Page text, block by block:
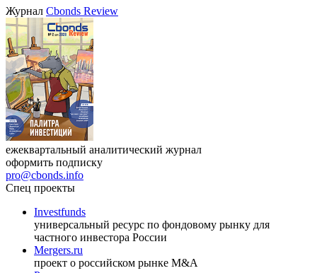
Журнал Cbonds Review
ежеквартальный аналитический журнал
оформить подписку
pro@cbonds.info
Спец проекты
Investfunds
универсальный ресурс по фондовому рынку для
частного инвестора России
Mergers.ru
проект о российском рынке M&A